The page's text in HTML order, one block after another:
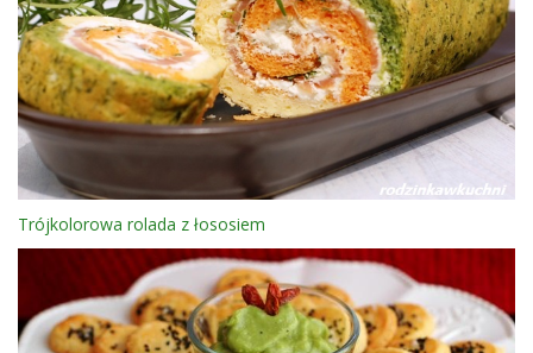
Trójkolorowa rolada z łososiem